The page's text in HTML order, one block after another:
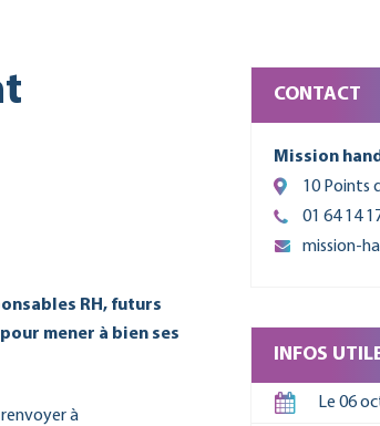
RH, futurs
mener à bien ses
à
CONTACT
Mission
10 Points
01 64 14
mission-
INFOS
Le 06